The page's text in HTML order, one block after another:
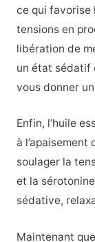
ce qui favorise
tensions en
libération de
un état sédatif
vous donner
Enfin, l’huile
à l’apaisement
soulager la
et la
sédative,
Maintenant